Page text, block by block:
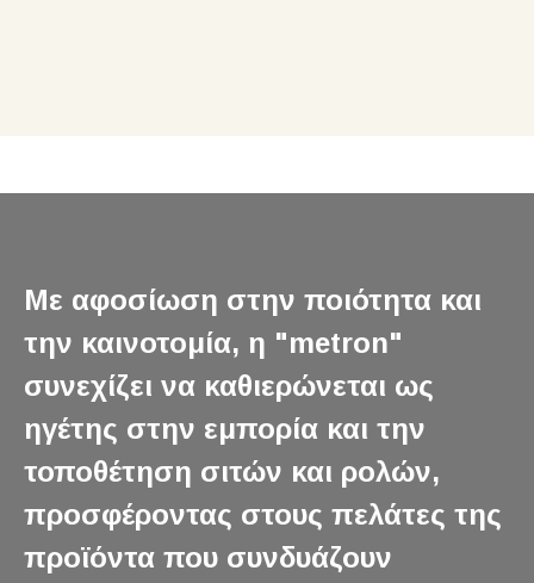
Με αφοσίωση στην ποιότητα και
την καινοτομία, η "metron"
συνεχίζει να καθιερώνεται ως
ηγέτης στην εμπορία και την
τοποθέτηση σιτών και ρολών,
προσφέροντας στους πελάτες της
προϊόντα που συνδυάζουν